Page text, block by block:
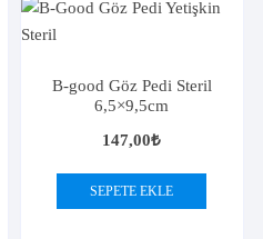
B-good Göz Pedi Steril
6,5×9,5cm
147,00₺
SEPETE EKLE